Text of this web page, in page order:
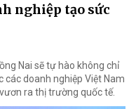
nghiệp tạo sức
Nai sẽ tự hào không chỉ
các doanh nghiệp Việt Nam
ra thị trường quốc tế.